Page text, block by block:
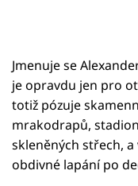
Jmenuje se
je opravdu jen pro
totiž pózuje
mrakodrapů,
skleněných střech,
obdivné lapání po